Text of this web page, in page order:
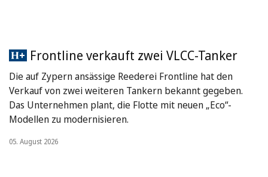
Frontline verkauft zwei VLCC-Tanker
Die auf Zypern ansässige Reederei Frontline hat den
Verkauf von zwei weiteren Tankern bekannt gegeben.
Das Unternehmen plant, die Flotte mit neuen „Eco“-
Modellen zu modernisieren.
05. August 2026